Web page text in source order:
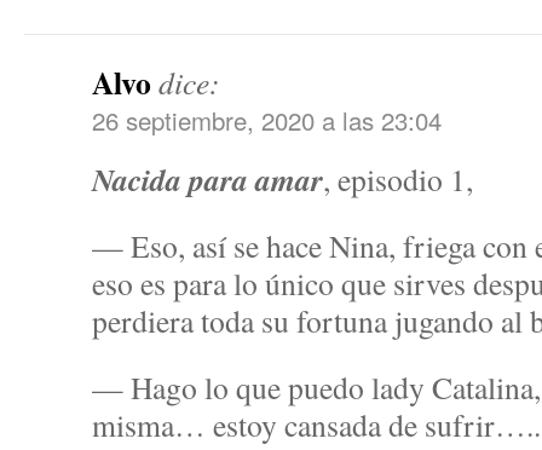
Alvodice:
26 septiembre, 2020 a las 23:04
Nacida para amar, episodio 1,
— Eso, así se hace Nina, friega
eso es para lo único que sirves
perdiera toda su fortuna jugando
— Hago lo que puedo lady
misma… estoy cansada de sufrir…..